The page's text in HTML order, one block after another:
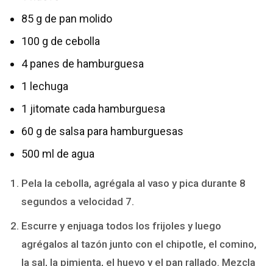
85 g de pan molido
100 g de cebolla
4 panes de hamburguesa
1 lechuga
1 jitomate cada hamburguesa
60 g de salsa para hamburguesas
500 ml de agua
Pela la cebolla, agrégala al vaso y pica durante 8
segundos a velocidad 7.
Escurre y enjuaga todos los frijoles y luego
agrégalos al tazón junto con el chipotle, el comino,
la sal, la pimienta, el huevo y el pan rallado. Mezcla